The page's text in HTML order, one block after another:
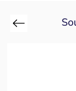
Previous